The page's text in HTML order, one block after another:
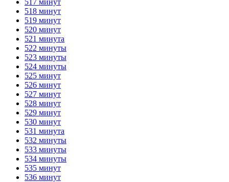
518 минут
519 минут
520 минут
521 минута
522 минуты
523 минуты
524 минуты
525 минут
526 минут
527 минут
528 минут
529 минут
530 минут
531 минута
532 минуты
533 минуты
534 минуты
535 минут
536 минут